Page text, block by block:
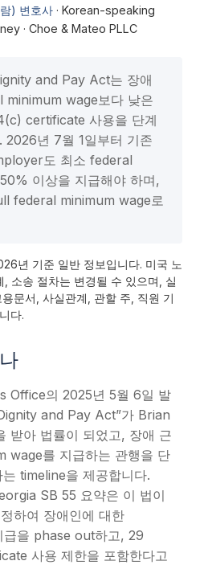
) 변호사 · Korean-speaking
· Choe & Mateo PLLC
and Pay Act는 장애
minimum wage보다 낮은
certificate 사용을 단계
2026년 7월 1일부터 기존
도 최소 federal
이상을 지급해야 하며,
federal minimum wage로
년 기준 일반 정보입니다. 미국 노
, 소송 절차는 변경될 수 있으며, 실
문서, 사실관계, 관할 주, 직원 기
다.
Office의 2025년 5월 6일 발
and Pay Act”가 Brian
받아 법률이 되었고, 장애 근
wage를 지급하는 관행을 단
timeline을 제공합니다.
SB 55 요약은 이 법이
하여 장애인에 대한
을 phase out하고, 29
사용 제한을 포함한다고